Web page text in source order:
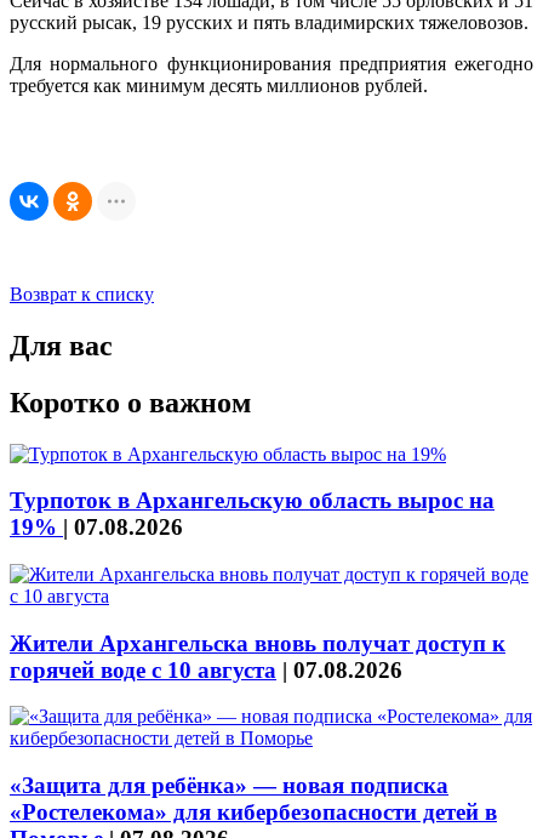
русский рысак, 19 русских и пять владимирских тяжеловозов.
Для нормального функционирования предприятия ежегодно
требуется как минимум десять миллионов рублей.
Возврат к списку
Для вас
Коротко о важном
Турпоток в Архангельскую область вырос на
19% | 07.08.2026
Жители Архангельска вновь получат доступ к
горячей воде с 10 августа | 07.08.2026
«Защита для ребёнка» — новая подписка
«Ростелекома» для кибербезопасности детей в